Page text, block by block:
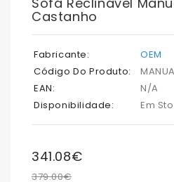
Castanho
Fabricante:
OEM
Código Do Produto:
EAN:
N/A
Disponibilidade:
Em
341.08€
379.00€